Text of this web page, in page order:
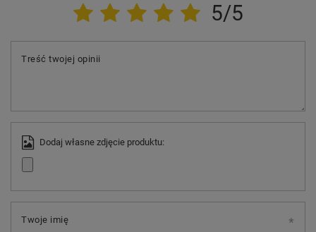
5/5
Treść twojej opinii
Dodaj własne zdjęcie produktu:
Twoje imię